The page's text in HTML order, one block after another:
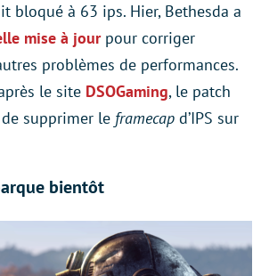
bloqué à 63 ips. Hier, Bethesda a
mise à jourpour corriger
problèmes de performances.
le site DSOGaming, le patch
supprimer le framecap d’IPS sur
bientôt